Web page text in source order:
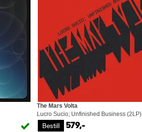
Bestill
The Mars Volta
Lucro Sucio; Unfinished Business (2LP)
579,-